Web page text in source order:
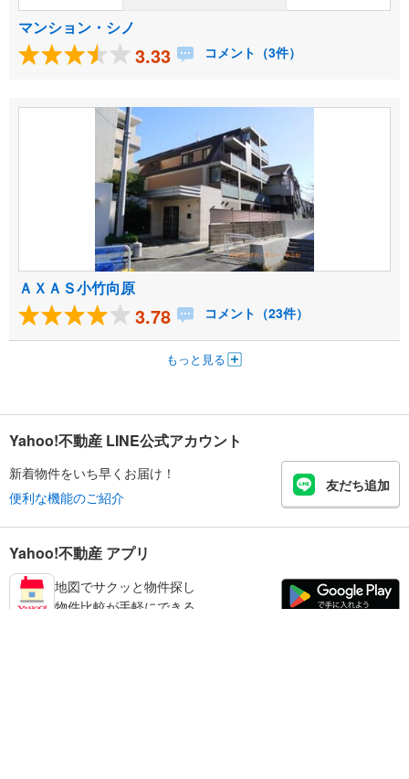
マンション・シノ
3.33 コメント（3件）
ＡＸＡＳ小竹向原
3.78 コメント（23件）
もっと見る
Yahoo!不動産 LINE公式アカウント
新着物件をいち早くお届け！
便利な機能のご紹介
友だち追加
Yahoo!不動産 アプリ
地図でサクッと物件探し
物件比較が手軽にできる